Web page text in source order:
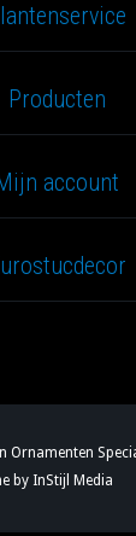
Producten
account
Ornamenten
by InStijl Media